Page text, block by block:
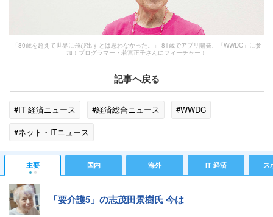
「80歳を超えて世界に飛び出すとは思わなかった。」 81歳でアプリ開発、「WWDC」に参
加！プログラマー・若宮正子さんにフィーチャー！
記事へ戻る
#IT 経済ニュース #経済総合ニュース
#WWDC
#ネット・ITニュース
主要 国内 海外 IT 経済 ス
「要介護5」の志茂田景樹氏 今は